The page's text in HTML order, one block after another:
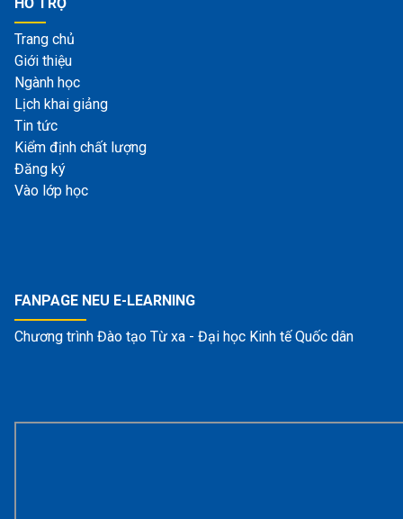
Trang chủ
Giới thiệu
Ngành học
Lịch khai giảng
Tin tức
Kiểm định chất lượng
Đăng ký
Vào lớp học
FANPAGE NEU E-LEARNING
Chương trình Đào tạo Từ xa - Đại học Kinh tế Quốc dân